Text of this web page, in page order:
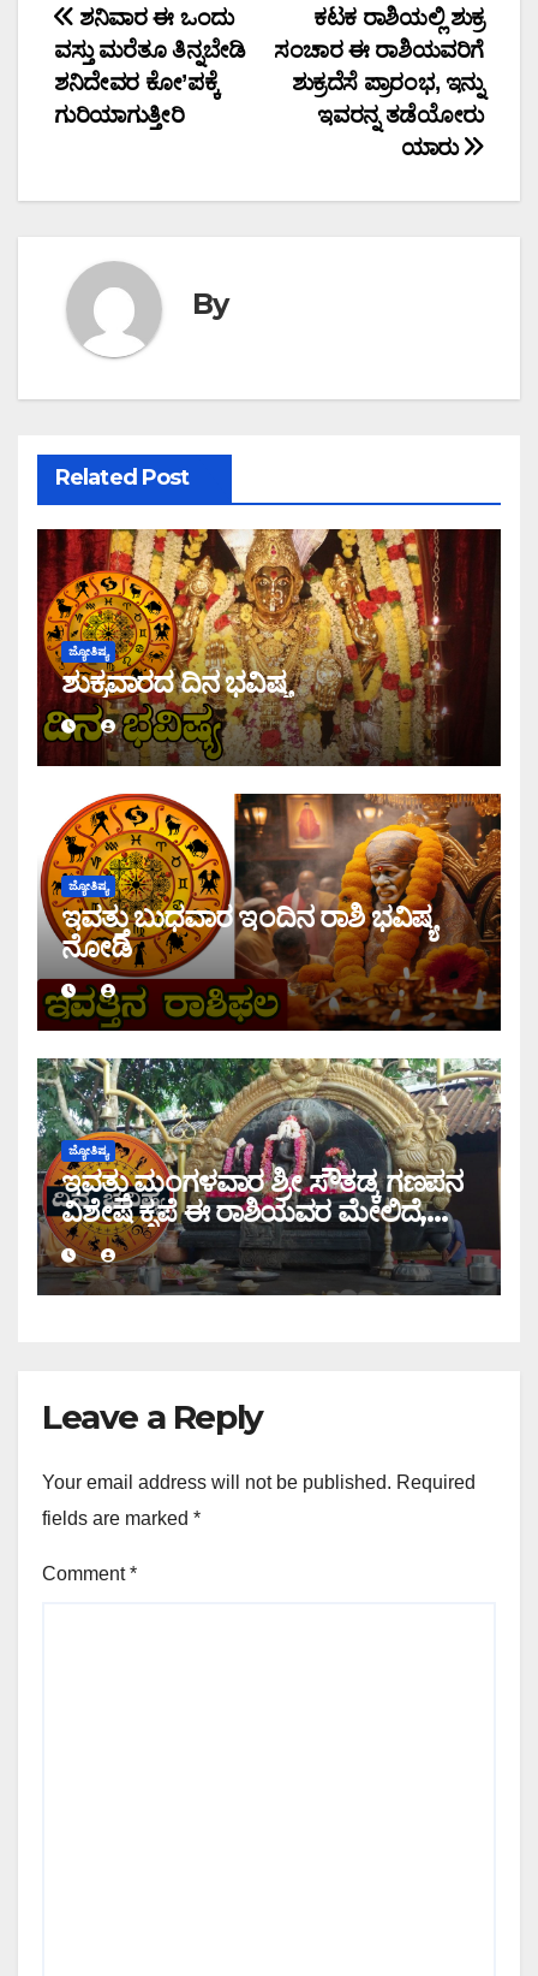
Post
navigation
ಕಟಕ ರಾಶಿಯಲ್ಲಿ ಶುಕ್ರ
ಸಂಚಾರ ಈ ರಾಶಿಯವರಿಗೆ
ಶುಕ್ರದೆಸೆ ಪ್ರಾರಂಭ, ಇನ್ನು
ಇವರನ್ನ ತಡೆಯೋರು
ಯಾರು
ಶನಿವಾರ ಈ ಒಂದು
ವಸ್ತು ಮರೆತೂ ತಿನ್ನಬೇಡಿ
ಶನಿದೇವರ ಕೋ’ಪಕ್ಕೆ
ಗುರಿಯಾಗುತ್ತೀರಿ
By
Related Post
ಜ್ಯೋತಿಷ್ಯ
ಶುಕ್ರವಾರದ ದಿನ ಭವಿಷ್ಯ
ಜ್ಯೋತಿಷ್ಯ
ಇವತ್ತು ಬುಧವಾರ ಇಂದಿನ ರಾಶಿ ಭವಿಷ್ಯ
ನೋಡಿ
ಜ್ಯೋತಿಷ್ಯ
ಇವತ್ತು ಮಂಗಳವಾರ ಶ್ರೀ ಸೌತಡ್ಕ ಗಣಪನ
ವಿಶೇಷ ಕೃಪೆ ಈ ರಾಶಿಯವರ ಮೇಲಿದೆ,
ಇಂದಿನ ರಾಶಿ ಭವಿಷ್ಯ ತಿಳಿಯಿರಿ
Leave a Reply
Your email address will not be published. Required
fields are marked *
Comment*